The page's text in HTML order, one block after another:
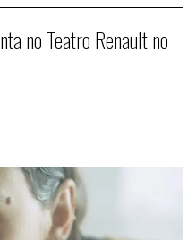
no Teatro Renault no